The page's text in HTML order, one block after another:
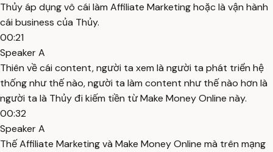
Thủy áp dụng vô cái làm Affiliate Marketing hoặc là vận hành
cái business của Thủy.
00:21
Speaker A
Thiên về cái content, người ta xem là người ta phát triển hệ
thống như thế nào, người ta làm content như thế nào hơn là
người ta là Thủy đi kiếm tiền từ Make Money Online này.
00:32
Speaker A
Thế Affiliate Marketing và Make Money Online mà trên mạng